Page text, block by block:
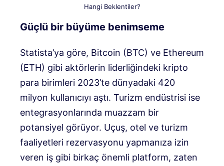
Hangi Beklentiler?
Güçlü bir büyüme benimseme
Statista’ya göre, Bitcoin (BTC) ve Ethereum
(ETH) gibi aktörlerin liderliğindeki kripto
para birimleri 2023’te dünyadaki 420
milyon kullanıcıyı aştı. Turizm endüstrisi ise
entegrasyonlarında muazzam bir
potansiyel görüyor. Uçuş, otel ve turizm
faaliyetleri rezervasyonu yapmanıza izin
veren iş gibi birkaç önemli platform, zaten